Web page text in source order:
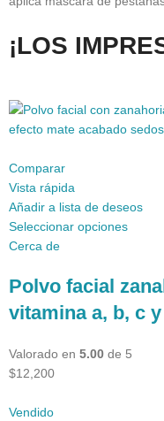
¡LOS
Comparar
Vista rápida
Añadir a lista de deseos
Seleccionar opciones
Cerca de
Polvo facial
vitamina a, b, c
Valorado en 5.00 de 5
$12,200
Vendido